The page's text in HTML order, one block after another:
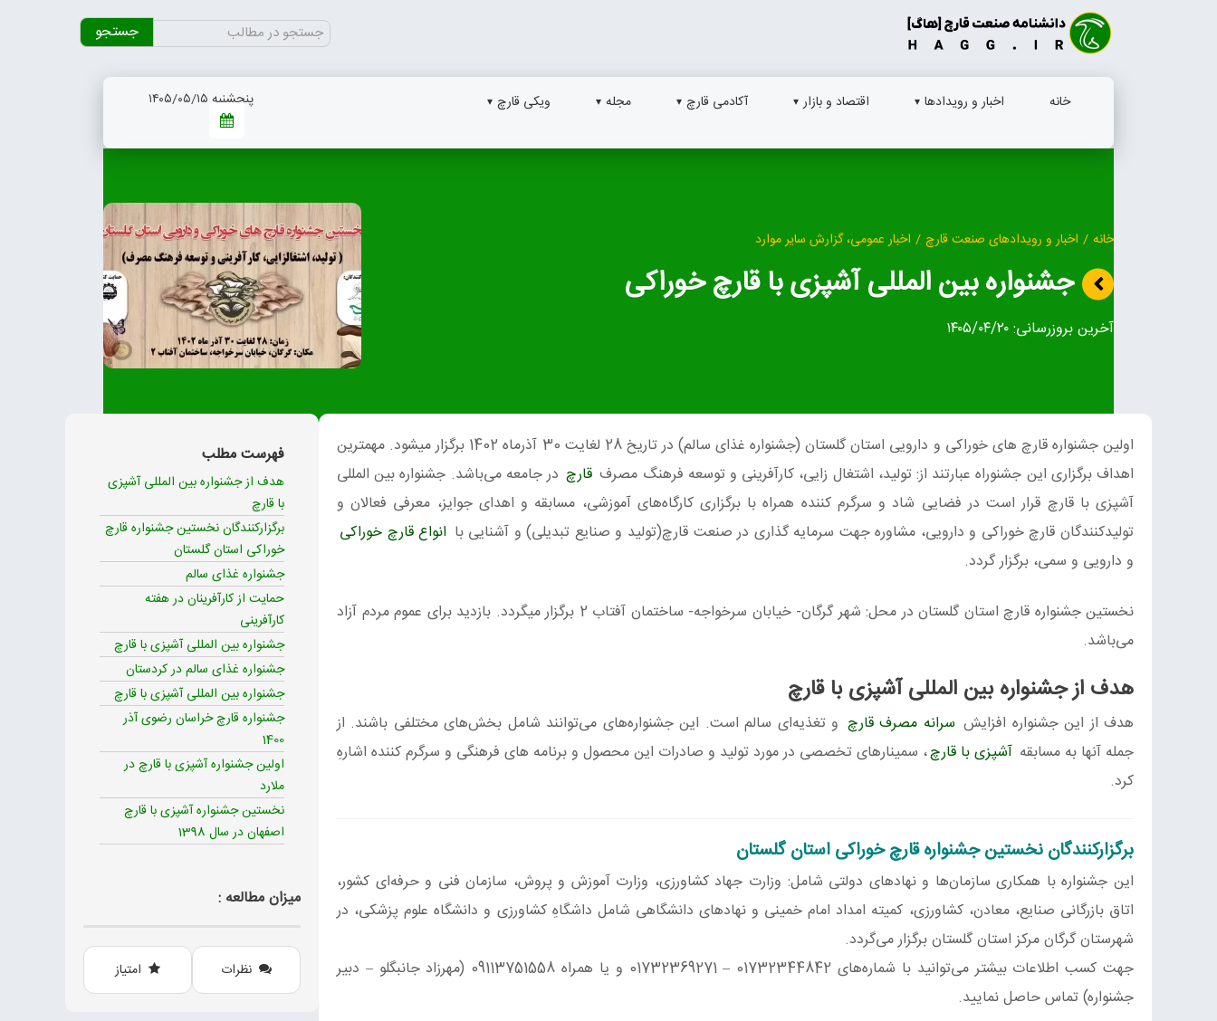
جستجو
برای:
خانه اخبار و رویدادها اقتصاد و بازار آکادمی قارچ مجله ویکی قارچ پنجشنبه ۱۴۰۵/۰۵/۱۵
خانه / اخبار و رویدادهای صنعت قارچ / اخبار عمومی، گزارش سایر موارد
جشنواره بین‌ المللی آشپزی با قارچ خوراکی
آخرین بروزرسانی:۱۴۰۵/۰۴/۲۰
اولین جشنواره قارچ های خوراکی و دارویی استان گلستان (جشنواره غذای سالم) در تاریخ 28 لغایت 30 آذرماه 1402 برگزار میشود. مهمترین
اهداف برگزاری این جشنوراه عبارتند از: تولید، اشتغال زایی، کارآفرینی و توسعه فرهنگ مصرف قارچ در جامعه می‌باشد. جشنواره بین‌ المللی
آشپزی با قارچ قرار است در فضایی شاد و سرگرم کننده همراه با برگزاری کارگاه‌های آموزشی، مسابقه و اهدای جوایز، معرفی فعالان و
تولیدکنندگان قارچ خوراکی و دارویی، مشاوره جهت سرمایه گذاری در صنعت قارچ(تولید و صنایع تبدیلی) و آشنایی با انواع قارچ خوراکی
و دارویی و سمی، برگزار گردد.
نخستین جشنواره قارچ استان گلستان در محل: شهر گرگان- خیابان سرخواجه- ساختمان آفتاب 2 برگزار میگردد. بازدید برای عموم مردم آزاد
می‌باشد.
هدف از جشنواره بین‌ المللی آشپزی با قارچ
هدف از این جشنواره افزایش سرانه مصرف قارچ و تغذیه‌ای سالم است. این جشنواره‌های می‌توانند شامل بخش‌های مختلفی باشند. از
جمله آنها به مسابقه آشپزی با قارچ، سمینارهای تخصصی در مورد تولید و صادرات این محصول و برنامه های فرهنگی و سرگرم کننده اشارهِ
کرد.
برگزارکنندگان نخستین جشنواره قارچ خوراکی استان گلستان
این جشنواره با همکاری سازمان‌ها و نهادهای دولتی شامل: وزارت جهاد کشاورزی، وزارت آموزش و پروش، سازمان فنی و حرفه‌ای کشور،
اتاق بازرگانی صنایع، معادن، کشاورزی، کمیته امداد امام خمینی و نهادهای دانشگاهی شامل داشگاهِ کشاورزی و دانشگاه علوم پزشکی، در
شهرستان گرگان مرکز استان گلستان برگزار می‌گردد.
جهت کسب اطلاعات بیشتر می‌توانید با شماره‌های 01732344842 – 01732369271 و یا همراه 09113751558 (مهرزاد جانبگلو – دبیر
جشنواره) تماس حاصل نمایید.
فهرست مطلب
هدف از جشنواره بین‌ المللی آشپزی
با قارچ
برگزارکنندگان نخستین جشنواره قارچ
خوراکی استان گلستان
جشنواره غذای سالم
حمایت از کارآفرینان در هفته
کارآفرینی
جشنواره بین‌ المللی آشپزی با قارچ
جشنواره غذای سالم در کردستان
جشنواره بین‌ المللی آشپزی با قارچ
جشنواره قارچ خراسان رضوی آذر
1400
اولین جشنواره آشپزی با قارچ در
ملارد
نخستین جشنواره آشپزی با قارچ
اصفهان در سال 1398
میزان مطالعه :
نظرات امتیاز